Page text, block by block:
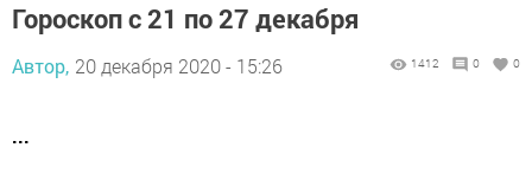
Гороскоп с 21 по 27 декабря
Автор, 20 декабря 2020 - 15:26 1412 0 0
...